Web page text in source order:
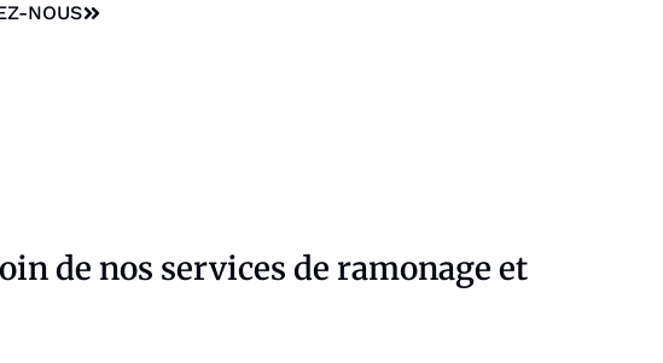
NOUS
de nos services de ramonage et